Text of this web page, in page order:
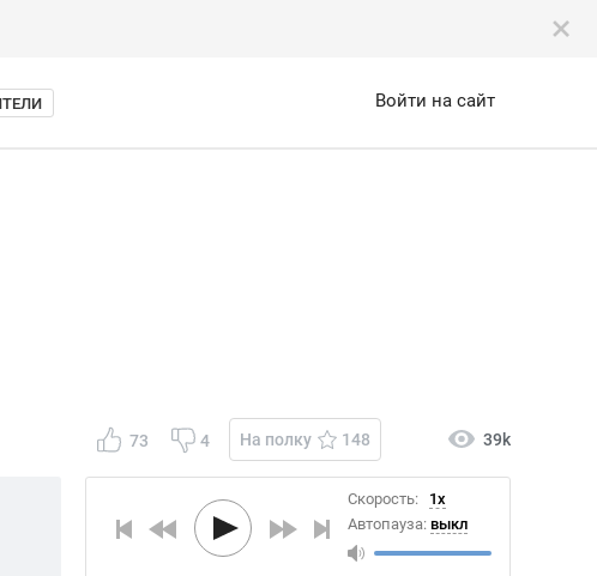
Войти на сайт
73 4 На полку 148 39k
Скорость:
1x
Автопауза: выкл